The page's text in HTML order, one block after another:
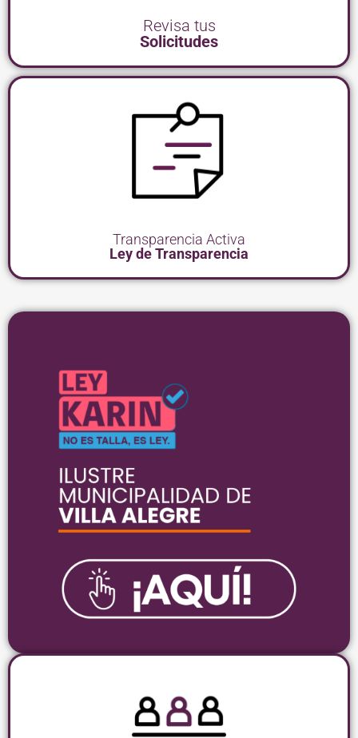
Revisa tus
Solicitudes
Transparencia Activa
Ley de Transparencia